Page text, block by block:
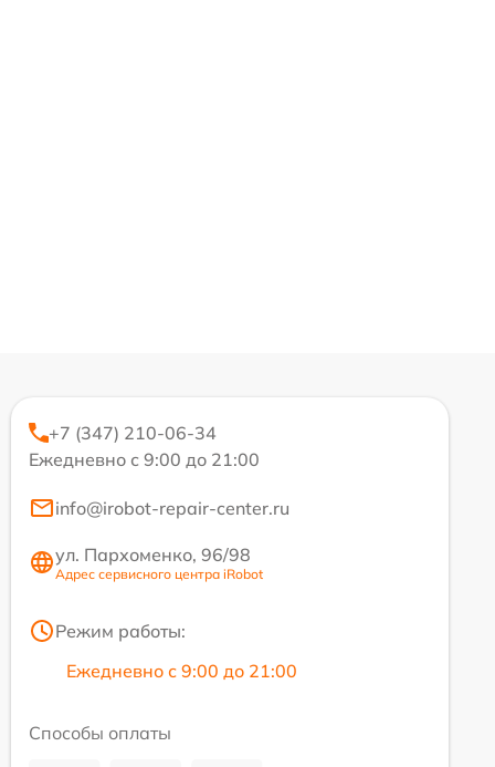
+7 (347) 210-06-34
Ежедневно с 9:00 до 21:00
info@irobot-repair-center.ru
ул. Пархоменко, 96/98
Адрес сервисного центра iRobot
Режим работы:
Ежедневно с 9:00 до 21:00
Способы оплаты